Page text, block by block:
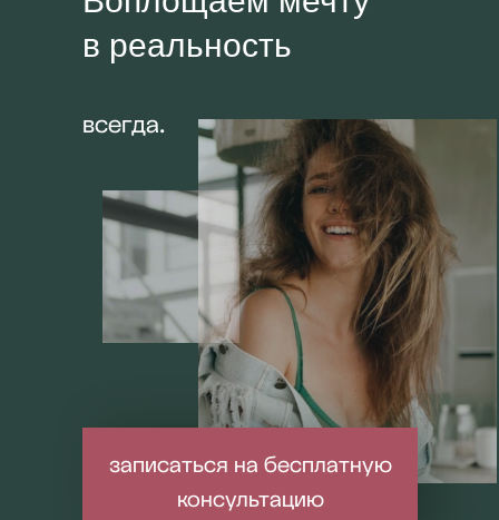
в реальность
всегда.
записаться на бесплатную
консультацию